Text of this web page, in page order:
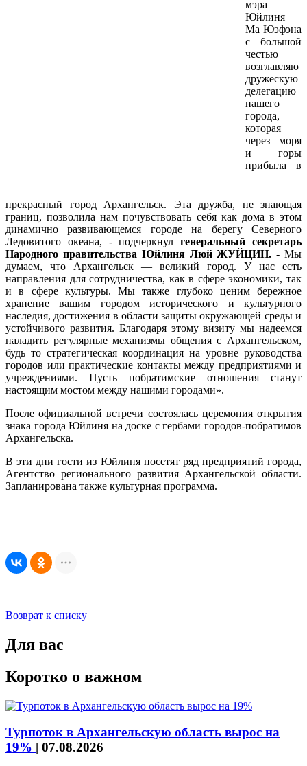
мэра
Юйлиня
Ма Юэфэна
с большой
честью
возглавляю
дружескую
делегацию
нашего
города,
которая
через моря
и горы
прибыла в
прекрасный город Архангельск. Эта дружба, не знающая
границ, позволила нам почувствовать себя как дома в этом
динамично развивающемся городе на берегу Северного
Ледовитого океана, - подчеркнулгенеральный секретарь
Народного правительства Юйлиня Люй ЖУЙЦИН. - Мы
думаем, что Архангельск — великий город. У нас есть
направления для сотрудничества, как в сфере экономики, так
и в сфере культуры. Мы также глубоко ценим бережное
хранение вашим городом исторического и культурного
наследия, достижения в области защиты окружающей среды и
устойчивого развития. Благодаря этому визиту мы надеемся
наладить регулярные механизмы общения с Архангельском,
будь то стратегическая координация на уровне руководства
городов или практические контакты между предприятиями и
учреждениями. Пусть побратимские отношения станут
настоящим мостом между нашими городами».
После официальной встречи состоялась церемония открытия
знака города Юйлиня на доске с гербами городов-побратимов
Архангельска.
В эти дни гости из Юйлиня посетят ряд предприятий города,
Агентство регионального развития Архангельской области.
Запланирована также культурная программа.
Возврат к списку
Для вас
Коротко о важном
Турпоток в Архангельскую область вырос на
19% | 07.08.2026